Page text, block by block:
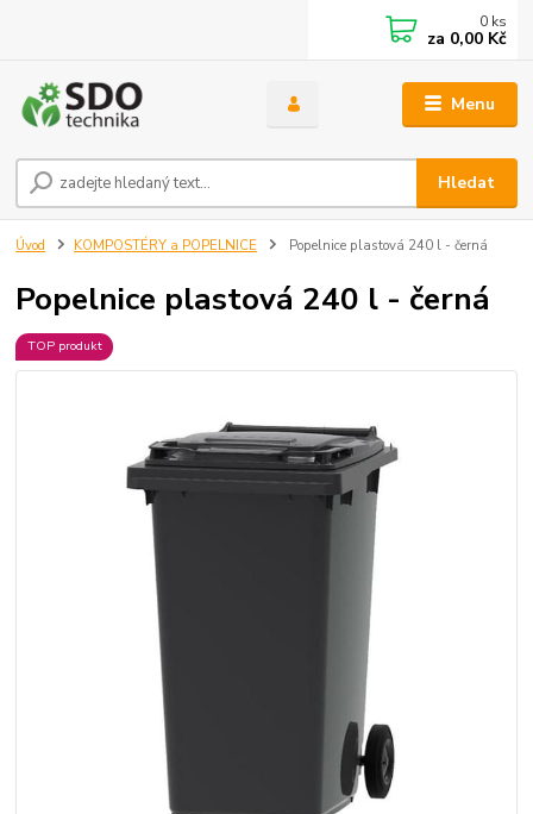
Menu
Hledat
0 ks
za 0,00 Kč
Úvod KOMPOSTÉRY a POPELNICE Popelnice plastová 240 l - černá
Popelnice plastová 240 l - černá
TOP produkt